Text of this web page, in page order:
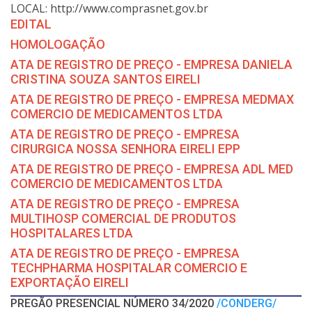
LOCAL: http://www.comprasnet.gov.br
EDITAL
HOMOLOGAÇÃO
ATA DE REGISTRO DE PREÇO - EMPRESA DANIELA
CRISTINA SOUZA SANTOS EIRELI
ATA DE REGISTRO DE PREÇO - EMPRESA MEDMAX
COMERCIO DE MEDICAMENTOS LTDA
ATA DE REGISTRO DE PREÇO - EMPRESA
CIRURGICA NOSSA SENHORA EIRELI EPP
ATA DE REGISTRO DE PREÇO - EMPRESA ADL MED
COMERCIO DE MEDICAMENTOS LTDA
ATA DE REGISTRO DE PREÇO - EMPRESA
MULTIHOSP COMERCIAL DE PRODUTOS
HOSPITALARES LTDA
ATA DE REGISTRO DE PREÇO - EMPRESA
TECHPHARMA HOSPITALAR COMERCIO E
EXPORTAÇÃO EIRELI
PREGÃO PRESENCIAL NÚMERO 34/2020 /CONDERG/